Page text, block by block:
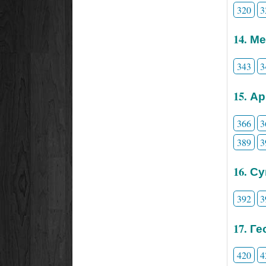
320
14.
343
15.
366
389
16.
392
17.
420